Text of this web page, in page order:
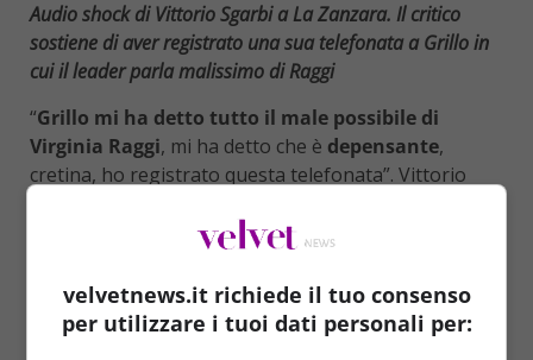
Audio shock di Vittorio Sgarbi a La Zanzara. Il critico
sostiene di aver registrato una sua telefonata a Grillo in
cui il leader parla malissimo di Raggi
“Grillo mi ha detto tutto il male possibile di
Virginia Raggi, mi ha detto che è depensante,
cretina, ho registrato questa telefonata”. Vittorio
Cruciani (Radio 24) e poi a quelli di Radio Cusano
leader M5S da lui registrata. “Una telefonata che mi
tengo, mica faccio le intercettazioni”, aggiunge
velvetnews.it richiede il tuo consenso
per utilizzare i tuoi dati personali per: